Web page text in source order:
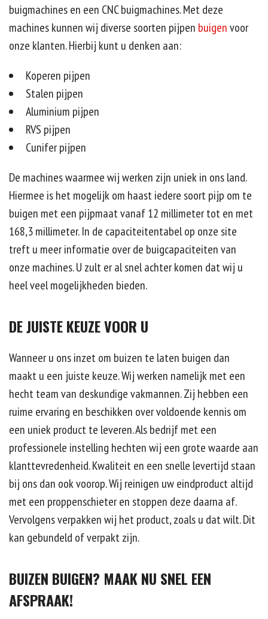
buigmachines en een CNC buigmachines. Met deze
machines kunnen wij diverse soorten pijpen buigenvoor
onze klanten. Hierbij kunt u denken aan:
Koperen pijpen
Stalen pijpen
Aluminium pijpen
RVS pijpen
Cunifer pijpen
De machines waarmee wij werken zijn uniek in ons land.
Hiermee is het mogelijk om haast iedere soort pijp om te
buigen met een pijpmaat vanaf 12 millimeter tot en met
168,3 millimeter. In de capaciteitentabel op onze site
treft u meer informatie over de buigcapaciteiten van
onze machines. U zult er al snel achter komen dat wij u
heel veel mogelijkheden bieden.
DE JUISTE KEUZE VOOR U
Wanneer u ons inzet om buizen te laten buigen dan
maakt u een juiste keuze. Wij werken namelijk met een
hecht team van deskundige vakmannen. Zij hebben een
ruime ervaring en beschikken over voldoende kennis om
een uniek product te leveren. Als bedrijf met een
professionele instelling hechten wij een grote waarde aan
klanttevredenheid. Kwaliteit en een snelle levertijd staan
bij ons dan ook voorop. Wij reinigen uw eindproduct altijd
met een proppenschieter en stoppen deze daarna af.
Vervolgens verpakken wij het product, zoals u dat wilt. Dit
kan gebundeld of verpakt zijn.
BUIZEN BUIGEN? MAAK NU SNEL EEN
AFSPRAAK!